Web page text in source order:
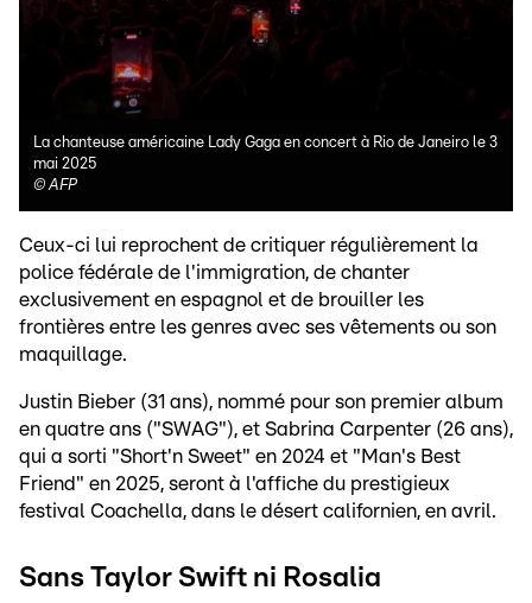
La chanteuse américaine Lady Gaga en concert à Rio de Janeiro le 3
mai 2025
©AFP
Ceux-ci lui reprochent de critiquer régulièrement la
police fédérale de l'immigration, de chanter
exclusivement en espagnol et de brouiller les
frontières entre les genres avec ses vêtements ou son
maquillage.
Justin Bieber (31 ans), nommé pour son premier album
en quatre ans ("SWAG"), et Sabrina Carpenter (26 ans),
qui a sorti "Short'n Sweet" en 2024 et "Man's Best
Friend" en 2025, seront à l'affiche du prestigieux
festival Coachella, dans le désert californien, en avril.
Sans Taylor Swift ni Rosalia